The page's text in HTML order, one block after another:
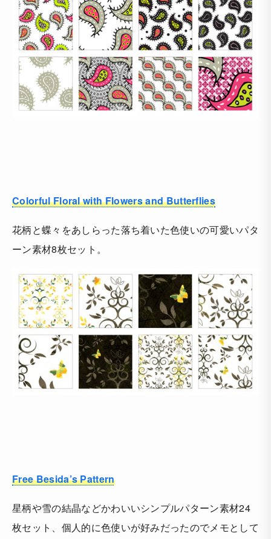
Colorful Floral with Flowers and Butterflies
花柄と蝶々をあしらった落ち着いた色使いの可愛いパタ
ーン素材8枚セット。
Free Besida’s Pattern
星柄や雪の結晶などかわいいシンプルパターン素材24
枚セット、個人的に色使いが好みだったのでメモとして